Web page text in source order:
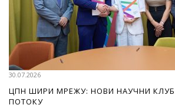
30.07.2026
ЦПН ШИРИ МРЕЖУ: НОВИ НАУЧНИ
ПОТОКУ